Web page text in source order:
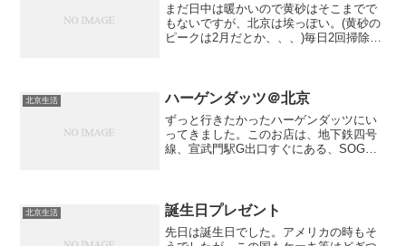
まだ日中は暖かいので黄砂はそこまでで
もないですが、北京は埃っぽい。(黄砂の
ピークは2月だとか、、、)毎日2回掃除機
が、ここ中国でも手...
北京生活 ハーゲンダッツ＠北京
ずっと行きたかったハーゲンダッツにい
ってきました。このお店は、地下鉄四号
線、宣武門駅G出口すぐにある、SOGO
は$3...
北京生活 誕生日プレゼント
先日は誕生日でした。アメリカの時もそ